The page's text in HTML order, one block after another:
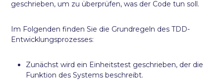
geschrieben, um zu überprüfen, was der Code tun soll.
Im Folgenden finden Sie die Grundregeln des TDD-
Entwicklungsprozesses:
Zunächst wird ein Einheitstest geschrieben, der die
Funktion des Systems beschreibt.